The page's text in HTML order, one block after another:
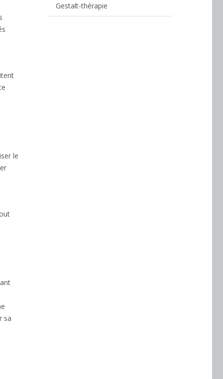
le
sa
Gestalt-thérapie